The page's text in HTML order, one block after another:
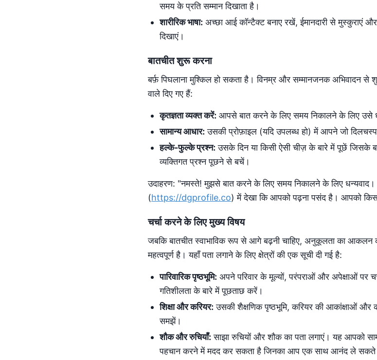
समय के प्रति सम्मान दिखाता है।
शारीरिक भाषा: अच्छा आई कॉन्टैक्ट बनाए रखें, ईमानदारी से मुस्कुराएं
दिखाएं।
बातचीत शुरू करना
बर्फ़ पिघलाना मुश्किल हो सकता है। विनम्र और सम्मानजनक
वाले दिए गए हैं:
कृतज्ञता व्यक्त करें: आपसे बात करने के लिए समय निकालने के लिए उसे
सामान्य आधार: उसकी प्रोफ़ाइल (यदि उपलब्ध हो) में आपने जो
हल्के-फुल्के प्रश्न: उसके दिन या किसी ऐसी चीज़ के बारे में पूछें जिसके
व्यक्तिगत प्रश्न पूछने से बचें।
उदाहरण: "नमस्ते! मुझसे बात करने के लिए समय निकालने के लिए
(https://dgprofile.co) में देखा कि आपको पढ़ना पसंद है। आपको
चर्चा करने के लिए मुख्य विषय
जबकि बातचीत स्वाभाविक रूप से आगे बढ़नी चाहिए, अनुकूलता का आकलन
महत्वपूर्ण है। यहाँ पता लगाने के लिए क्षेत्रों की एक सूची दी गई है:
पारिवारिक पृष्ठभूमि: अपने परिवार के मूल्यों, परंपराओं और अपेक्षाओं पर
गतिशीलता के बारे में पूछताछ करें।
शिक्षा और करियर: उसकी शैक्षणिक पृष्ठभूमि, करियर की आकांक्षाओं और
समझें।
शौक और रुचियाँ: साझा रुचियों और शौक का पता लगाएं। यह आपको
पहचान करने में मदद कर सकता है जिनका आप एक साथ आनंद ले सकते